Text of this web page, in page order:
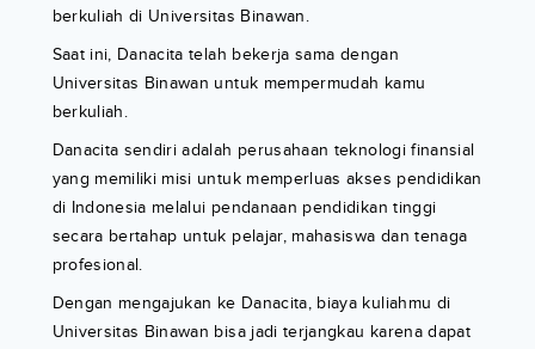
berkuliah di Universitas Binawan.
Saat ini, Danacita telah bekerja sama dengan
Universitas Binawan untuk mempermudah kamu
berkuliah.
Danacita sendiri adalah perusahaan teknologi finansial
yang memiliki misi untuk memperluas akses pendidikan
di Indonesia melalui pendanaan pendidikan tinggi
secara bertahap untuk pelajar, mahasiswa dan tenaga
profesional.
Dengan mengajukan ke Danacita, biaya kuliahmu di
Universitas Binawan bisa jadi terjangkau karena dapat